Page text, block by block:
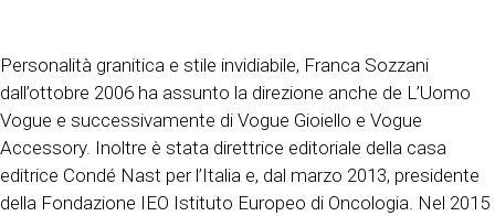
Personalità granitica e stile invidiabile, Franca Sozzani
dall’ottobre 2006 ha assunto la direzione anche de L’Uomo
Vogue e successivamente di Vogue Gioiello e Vogue
Accessory. Inoltre è stata direttrice editoriale della casa
editrice Condé Nast per l’Italia e, dal marzo 2013, presidente
della Fondazione IEO Istituto Europeo di Oncologia. Nel 2015